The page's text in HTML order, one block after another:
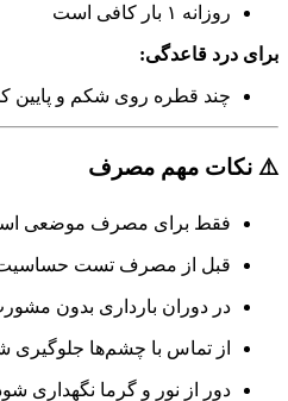
روزانه ۱ بار کافی است
برای درد قاعدگی:
چند قطره روی شکم و پایین
⚠️ نکات مهم مصرف
فقط برای مصرف موضعی
قبل از مصرف تست حساسیت
در دوران بارداری بدون
از تماس با چشم‌ها جلوگیری
دور از نور و گرما نگهداری